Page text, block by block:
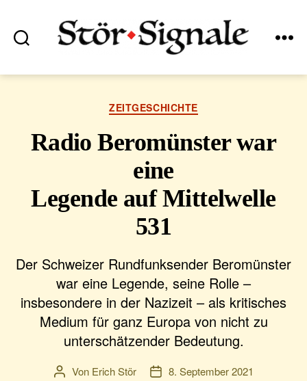
Kategorien
ZEITGESCHICHTE
Radio Beromünster war
eine
Legende auf Mittelwelle
531
Der Schweizer Rundfunksender Beromünster
war eine Legende, seine Rolle –
insbesondere in der Nazizeit – als kritisches
Medium für ganz Europa von nicht zu
unterschätzender Bedeutung.
Beitragsautor
Von Erich Stör Veröffentlichungsdatum
8. September 2021